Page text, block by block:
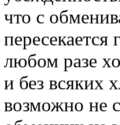
что с
любом разе
и без всяких
возможно не